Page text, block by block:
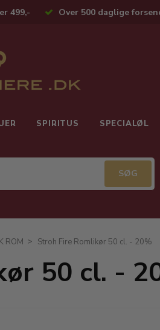
499,- Over 500 daglige
SPIRITUS SPECIALØL
ROM Stroh Fire Romlikør 50 cl. - 20%
50 cl. -